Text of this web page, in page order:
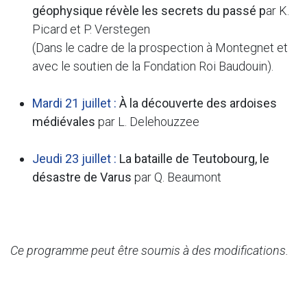
géophysique révèle les secrets du passé par K.
Picard et P. Verstegen
(Dans le cadre de la prospection à Montegnet et
avec le soutien de la Fondation Roi Baudouin).
Mardi 21 juillet : À la découverte des ardoises
médiévales par L. Delehouzzee
Jeudi 23 juillet : La bataille de Teutobourg, le
désastre de Varus par Q. Beaumont
Ce programme peut être soumis à des modifications.